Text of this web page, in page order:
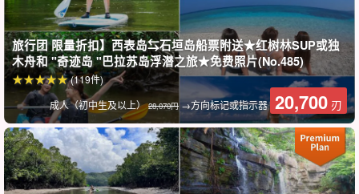
水主地瀑布宽 30 米，是一道亮丽的风景线！水之瀑布的魅力在于，
您不仅可以在瀑布盆地中戏水，还可以进入瀑布的背面。
旅行团 限量折扣】西表岛⇆石垣岛船票附送★红树林SUP或独
木舟和 "奇迹岛 "巴拉苏岛浮潜之旅★免费照片(No.485)
成人（初中生及以上）28,070円 →方向标记或指示器 20,700 刃
(119件)